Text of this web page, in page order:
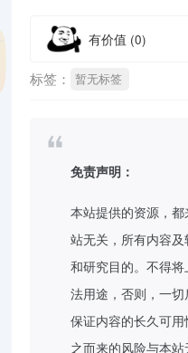
有价值 (0)
标签： 暂无标签
免责声明：
本站提供的资源，
站无关，所有内容
和研究目的。不得
法用途，否则，一
保证内容的长久可
之而来的风险与本